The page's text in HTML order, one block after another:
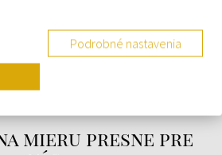
mieru presne pre
Podrobné nastavenia